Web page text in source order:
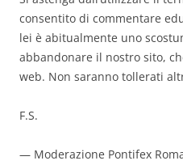
consentito di commentare
lei è abitualmente uno
abbandonare il nostro sito,
web. Non saranno tollerati
F.S.
— Moderazione Pontifex